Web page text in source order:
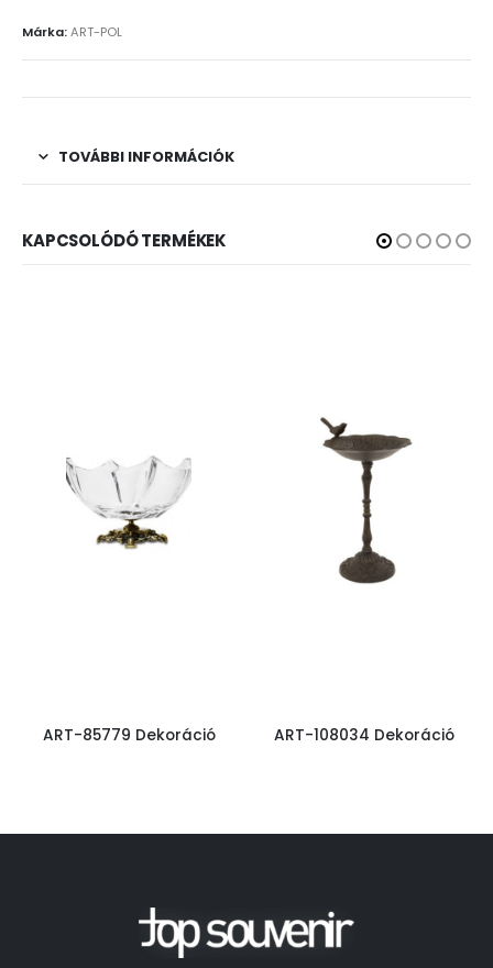
Márka:ART-POL
TOVÁBBI INFORMÁCIÓK
KAPCSOLÓDÓ TERMÉKEK
ART-85779 Dekoráció ART-108034 Dekoráció